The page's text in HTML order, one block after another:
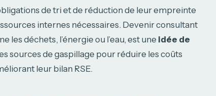
de tri et de réduction de leur empreinte
internes nécessaires. Devenir consultant
les déchets, l’énergie ou l’eau, est une idée de
sources de gaspillage pour réduire les coûts
leur bilan RSE.